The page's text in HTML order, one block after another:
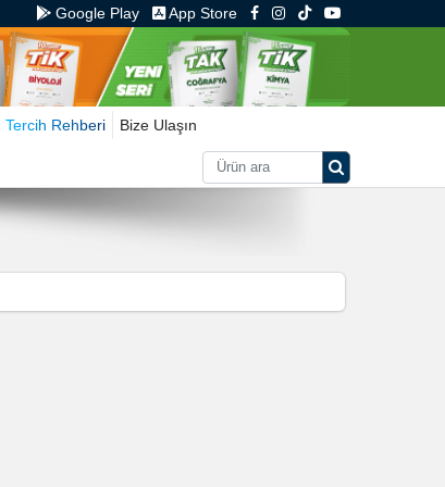
Google Play App Store
Tercih Rehberi Bize Ulaşın